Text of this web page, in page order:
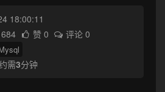
18:00:11
赞 0
评论 0
需3分钟